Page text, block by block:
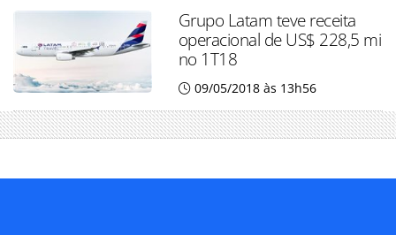
Grupo Latam teve receita
operacional de US$ 228,5 mi
no 1T18
09/05/2018 às 13h56